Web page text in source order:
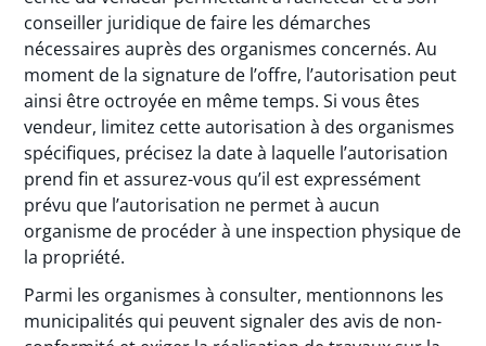
conseiller juridique de faire les démarches
nécessaires auprès des organismes concernés. Au
moment de la signature de l’offre, l’autorisation peut
ainsi être octroyée en même temps. Si vous êtes
vendeur, limitez cette autorisation à des organismes
spécifiques, précisez la date à laquelle l’autorisation
prend fin et assurez-vous qu’il est expressément
prévu que l’autorisation ne permet à aucun
organisme de procéder à une inspection physique de
la propriété.
Parmi les organismes à consulter, mentionnons les
municipalités qui peuvent signaler des avis de non-